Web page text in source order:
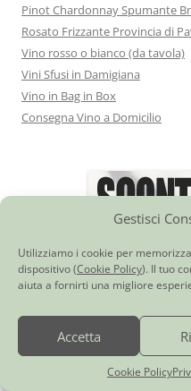
Gestisci
Utilizziamo i cookie per
dispositivo (Cookie Policy). Il tuo
aiuta a fornirti una migliore
Accetta
Cookie Policy
Pinot Chardonnay Spumante
Rosato Frizzante Provincia di
Vino rosso o bianco (da tavola)
Vini Sfusi in Damigiana
Vino in Bag in Box
Consegna Vino a Domicilio
Contattaci e